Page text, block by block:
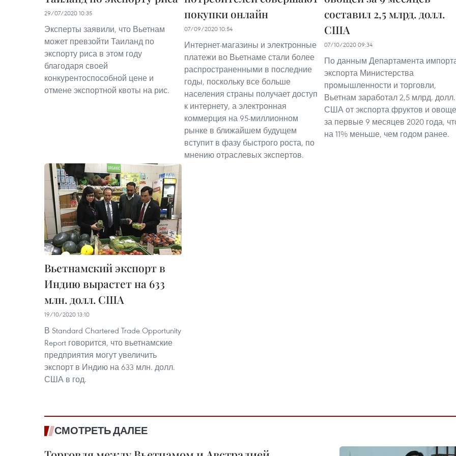
29/07/2020 10:35
Эксперты заявили, что Вьетнам
может превзойти Таиланд по
экспорту риса в этом году
благодаря своей
конкурентоспособной цене и
отмене экспортной квоты на рис.
покупки онлайн
07/09/2020 10:54
Интернет-магазины и электронные
платежи во Вьетнаме стали более
распространенными в последние
годы, поскольку все больше
населения страны получает доступ
к интернету, а электронная
коммерция на 95-миллионном
рынке в ближайшем будущем
вступит в фазу быстрого роста, по
мнению отраслевых экспертов.
составил 2,5 млрд. долл.
США
07/10/2020 09:34
По данным Департамента
экспорта Министерства
промышленности и торговли,
Вьетнам заработал 2,5 млрд. долл.
США от экспорта фруктов и
за первые 9 месяцев 2020 года,
на 11% меньше, чем годом ранее.
Вьетнамский экспорт в
Индию вырастет на 633
млн. долл. США
19/10/2020 13:10
В Standard Chartered Trade Opportunity
Report говорится, что вьетнамские
предприятия могут увеличить
экспорт в Индию на 633 млн. долл.
США в год.
СМОТРЕТЬ ДАЛЕЕ